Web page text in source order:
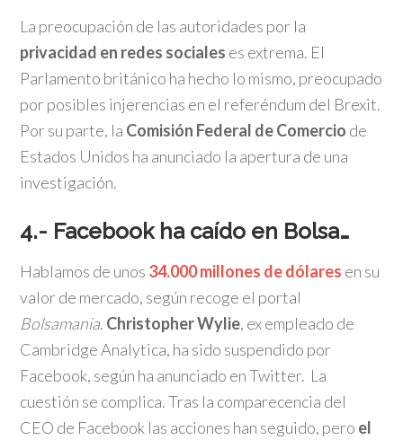
La preocupación de las autoridades por la
privacidad en redes sociales es extrema. El
Parlamento británico ha hecho lo mismo, preocupado
por posibles injerencias en el referéndum del Brexit.
Por su parte, la Comisión Federal de Comercio de
Estados Unidos ha anunciado la apertura de una
investigación.
4.- Facebook ha caído en Bolsa…
Hablamos de unos 34.000 millones de dólares en su
valor de mercado, según recoge el portal
Bolsamania. Christopher Wylie, ex empleado de
Cambridge Analytica, ha sido suspendido por
Facebook, según ha anunciado en Twitter. La
cuestión se complica. Tras la comparecencia del
CEO de Facebook las acciones han seguido, pero el